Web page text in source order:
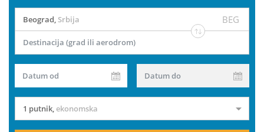
Beograd, Srbija BEG
Destinacija (grad ili aerodrom)
Datum od Datum do
1 putnik,ekonomska